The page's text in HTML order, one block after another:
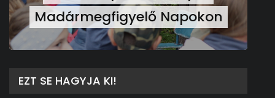
Madármegfigyelő Napokon
EZT SE HAGYJA KI!